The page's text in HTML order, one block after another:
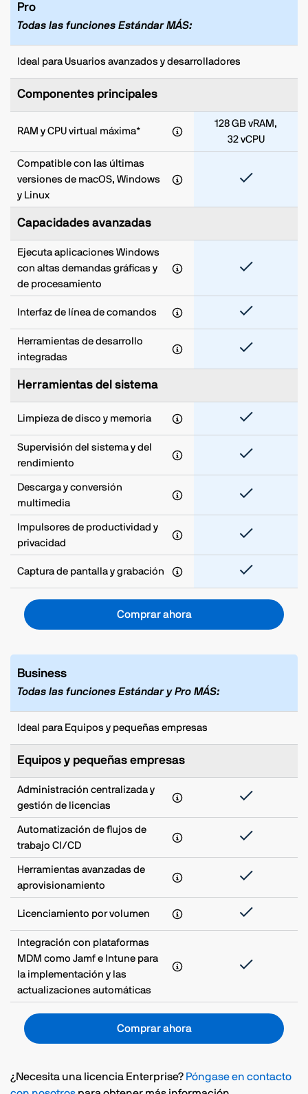
Pro
Todas las funciones Estándar MÁS:
Ideal para Usuarios avanzados y desarrolladores
Componentes principales
RAM y CPU virtual máxima*
128 GB vRAM,
32 vCPU
Compatible con las últimas
versiones de macOS, Windows
y Linux
Capacidades avanzadas
Ejecuta aplicaciones Windows
con altas demandas gráficas y
de procesamiento
Interfaz de línea de comandos
Herramientas de desarrollo
integradas
Herramientas del sistema
Limpieza de disco y memoria
Supervisión del sistema y del
rendimiento
Descarga y conversión
multimedia
Impulsores de productividad y
privacidad
Captura de pantalla y grabación
Comprar ahora
Business
Todas las funciones Estándar y Pro MÁS:
Ideal para Equipos y pequeñas empresas
Equipos y pequeñas empresas
Administración centralizada y
gestión de licencias
Automatización de flujos de
trabajo CI/CD
Herramientas avanzadas de
aprovisionamiento
Licenciamiento por volumen
Integración con plataformas
MDM como Jamf e Intune para
la implementación y las
actualizaciones automáticas
Comprar ahora
¿Necesita una licencia Enterprise? Póngase en contacto